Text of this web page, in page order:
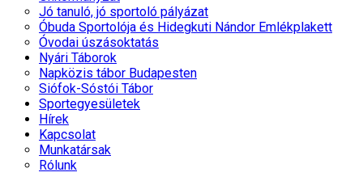
Jó tanuló, jó sportoló pályázat
Óbuda Sportolója és Hidegkuti Nándor Emlékplakett
Óvodai úszásoktatás
Nyári Táborok
Napközis tábor Budapesten
Siófok-Sóstói Tábor
Sportegyesületek
Hírek
Kapcsolat
Munkatársak
Rólunk